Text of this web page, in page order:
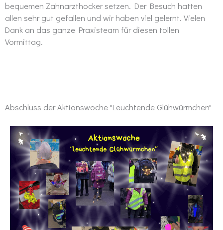
bequemen Zahnarzthocker setzen. Der Besuch hatten
allen sehr gut gefallen und wir haben viel gelernt. Vielen
Dank an das ganze Praxisteam für diesen tollen
Vormittag.
Abschluss der Aktionswoche "Leuchtende Glühwürmchen"